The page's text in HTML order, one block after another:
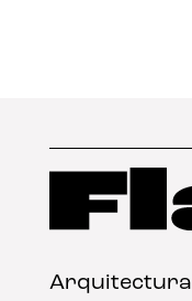
Arquitectura